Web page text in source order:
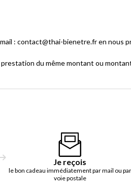
: contact@thai-bienetre.fr en nous
du même montant ou
Je reçois
le bon cadeau immédiatement par mail ou par
voie postale